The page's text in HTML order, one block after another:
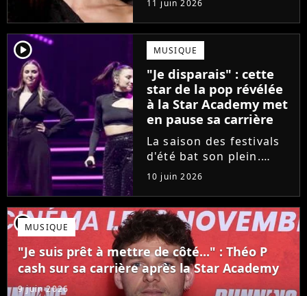
une place dans le nid.
Dans le sillage d'Ambre,
c'est au tour de Lily
Campa de présenter
son univers à travers...
11 juin 2026
player2 MUSIQUE
"Je disparais" : cette
star de la pop révélée
à la Star Academy met
en pause sa carrière
La saison des festivals
d'été bat son plein.
Avant sa venue à
Solidays ou aux
Francofolies, cette
chanteuse phare de la
pop francophone fait
une annonce de taille :
une fois sa tournée...
10 juin 2026
player2MUSIQUE
"Je suis prêt à mettre de côté..." : Théo P
cash sur sa carrière après la Star Academy
9 juin 2026